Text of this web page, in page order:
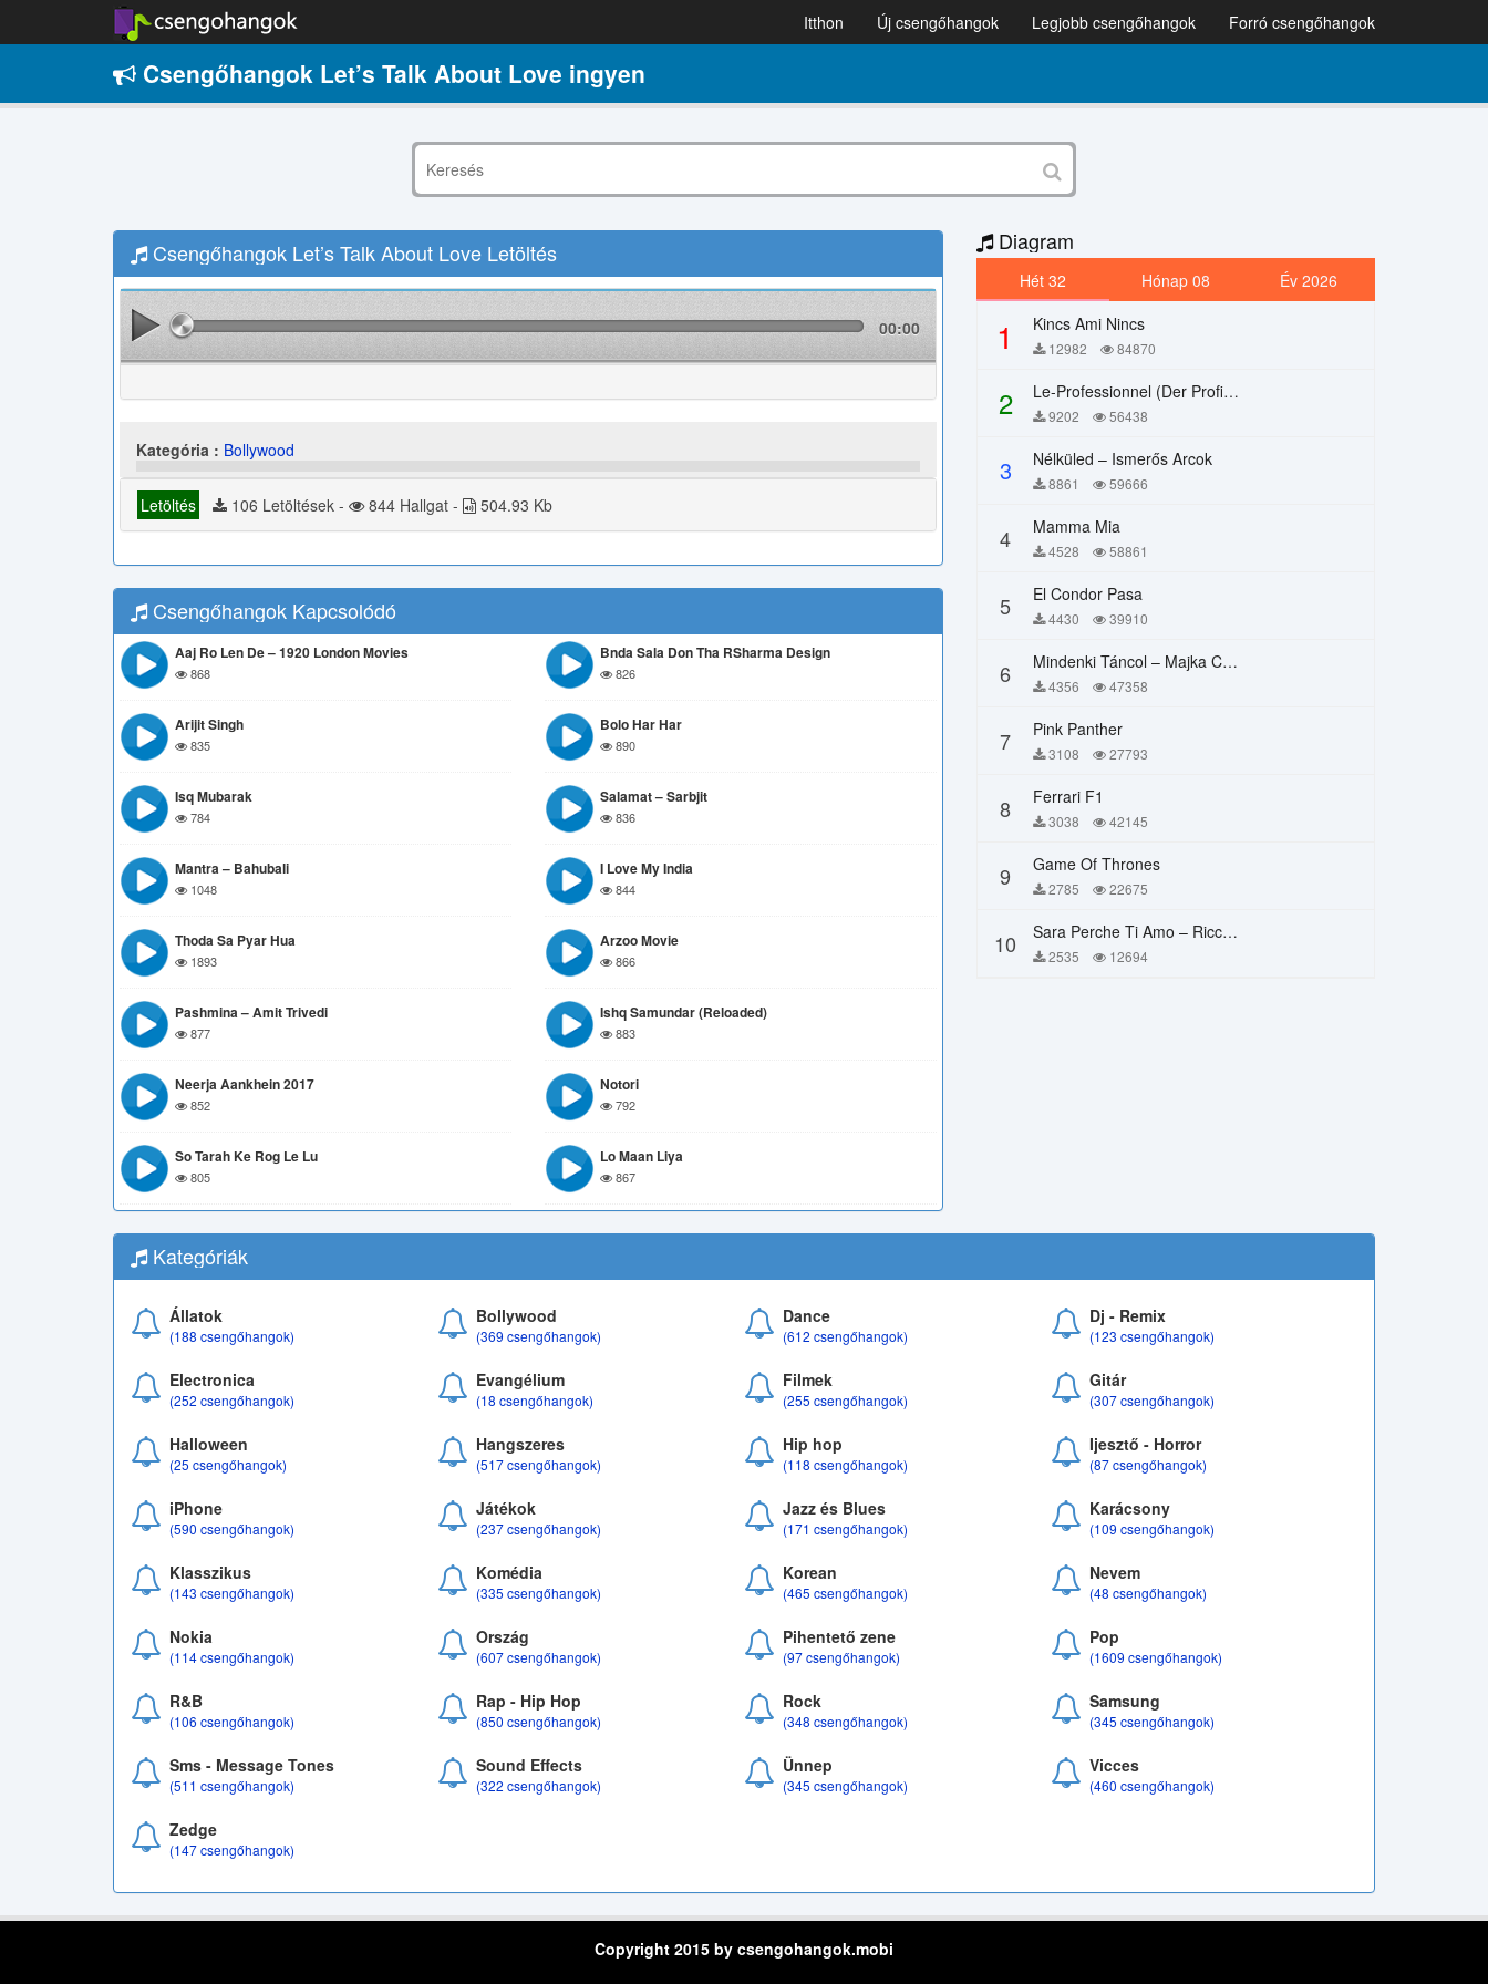
Itthon Új csengőhangok Legjobb csengőhangok Forró csengőhangok
Csengőhangok Let’s Talk About Love ingyen
Csengőhangok Let’s Talk About Love Letöltés
00:00
Kategória : Bollywood
Letöltés 106 Letöltések - 844 Hallgat - 504.93 Kb
Csengőhangok Kapcsolódó
Aaj Ro Len De – 1920 London Movies
868
Bnda Sala Don Tha RSharma Design
826
Arijit Singh
835
Bolo Har Har
890
Isq Mubarak
784
Salamat – Sarbjit
836
Mantra – Bahubali
1048
I Love My India
844
Thoda Sa Pyar Hua
1893
Arzoo Movie
866
Pashmina – Amit Trivedi
877
Ishq Samundar (Reloaded)
883
Neerja Aankhein 2017
852
Notori
792
So Tarah Ke Rog Le Lu
805
Lo Maan Liya
867
Diagram
Hét 32 Hónap 08 Év 2026
1 Kincs Ami Nincs
12982 84870
2 Le-Professionnel (Der Profi) – Chi Mai
9202 56438
3 Nélküled – Ismerős Arcok
8861 59666
4 Mamma Mia
4528 58861
5 El Condor Pasa
4430 39910
6 Mindenki Táncol – Majka Curtis, Péter Majoros
4356 47358
7 Pink Panther
3108 27793
8 Ferrari F1
3038 42145
9 Game Of Thrones
2785 22675
10 Sara Perche Ti Amo – Ricchi E Poveri
2535 12694
Kategóriák
Állatok
(188 csengőhangok)
Bollywood
(369 csengőhangok)
Dance
(612 csengőhangok)
Dj - Remix
(123 csengőhangok)
Electronica
(252 csengőhangok)
Evangélium
(18 csengőhangok)
Filmek
(255 csengőhangok)
Gitár
(307 csengőhangok)
Halloween
(25 csengőhangok)
Hangszeres
(517 csengőhangok)
Hip hop
(118 csengőhangok)
Ijesztő - Horror
(87 csengőhangok)
iPhone
(590 csengőhangok)
Játékok
(237 csengőhangok)
Jazz és Blues
(171 csengőhangok)
Karácsony
(109 csengőhangok)
Klasszikus
(143 csengőhangok)
Komédia
(335 csengőhangok)
Korean
(465 csengőhangok)
Nevem
(48 csengőhangok)
Nokia
(114 csengőhangok)
Ország
(607 csengőhangok)
Pihentető zene
(97 csengőhangok)
Pop
(1609 csengőhangok)
R&B
(106 csengőhangok)
Rap - Hip Hop
(850 csengőhangok)
Rock
(348 csengőhangok)
Samsung
(345 csengőhangok)
Sms - Message Tones
(511 csengőhangok)
Sound Effects
(322 csengőhangok)
Ünnep
(345 csengőhangok)
Vicces
(460 csengőhangok)
Zedge
(147 csengőhangok)
Copyright 2015 by csengohangok.mobi